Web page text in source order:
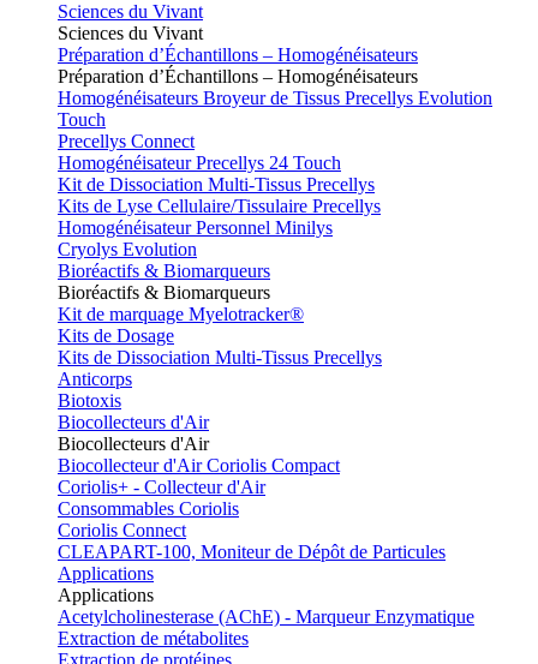
Sciences du Vivant
Sciences du Vivant
Préparation d’Échantillons – Homogénéisateurs
Préparation d’Échantillons – Homogénéisateurs
Homogénéisateurs Broyeur de Tissus Precellys Evolution
Touch
Precellys Connect
Homogénéisateur Precellys 24 Touch
Kit de Dissociation Multi-Tissus Precellys
Kits de Lyse Cellulaire/Tissulaire Precellys
Homogénéisateur Personnel Minilys
Cryolys Evolution
Bioréactifs & Biomarqueurs
Bioréactifs & Biomarqueurs
Kit de marquage Myelotracker®
Kits de Dosage
Kits de Dissociation Multi-Tissus Precellys
Anticorps
Biotoxis
Biocollecteurs d'Air
Biocollecteurs d'Air
Biocollecteur d'Air Coriolis Compact
Coriolis+ - Collecteur d'Air
Consommables Coriolis
Coriolis Connect
CLEAPART-100, Moniteur de Dépôt de Particules
Applications
Applications
Acetylcholinesterase (AChE) - Marqueur Enzymatique
Extraction de métabolites
Extraction de protéines